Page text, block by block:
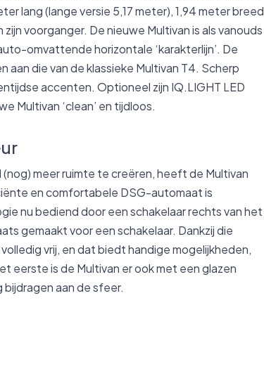
lang (lange versie 5,17 meter), 1,94 meter breed
voorganger. De nieuwe Multivan is als vanouds
omvattende horizontale ‘karakterlijn’. De
die van de klassieke Multivan T4. Scherp
accenten. Optioneel zijn IQ.LIGHT LED
Multivan ‘clean’ en tijdloos.
meer ruimte te creëren, heeft de Multivan
en comfortabele DSG-automaat is
nu bediend door een schakelaar rechts van het
gemaakt voor een schakelaar. Dankzij die
vrij, en dat biedt handige mogelijkheden,
eerste is de Multivan er ook met een glazen
aan de sfeer.